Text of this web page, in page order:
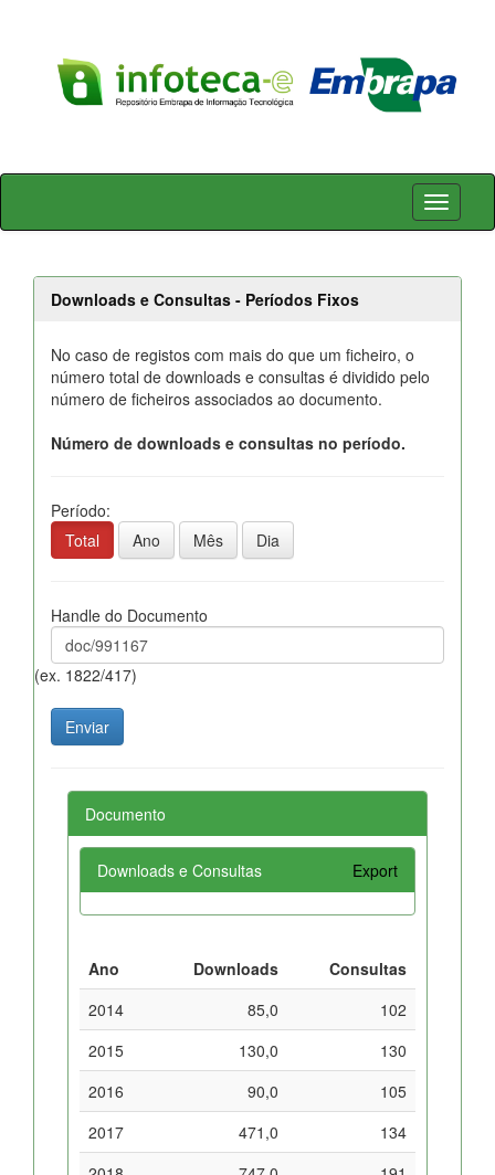
Skip
Downloads e Consultas - Períodos Fixos
No caso de registos com mais do que um ficheiro, o
número total de downloads e consultas é dividido pelo
número de ficheiros associados ao documento.
Número de downloads e consultas no período.
Período:
Total
Ano Mês Dia
Handle do Documento
(ex. 1822/417)
Documento
Downloads e Consultas Export
Ano Downloads
Consultas
2014
85,0
102
2015
130,0
130
2016
90,0
105
2017
471,0
134